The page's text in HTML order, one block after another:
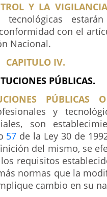
Y LA
tecnológicas
con el
Nacional.
CAPITULO IV.
PÚBLICAS.
PÚBLICAS O
y
son
57 de la Ley 30 de
del mismo, se
requisitos
normas que la
cambio en su